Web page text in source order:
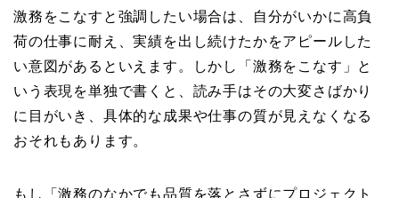
激務をこなすと強調したい場合は、自分がいかに高負
荷の仕事に耐え、実績を出し続けたかをアピールした
い意図があるといえます。しかし「激務をこなす」と
いう表現を単独で書くと、読み手はその大変さばかり
に目がいき、具体的な成果や仕事の質が見えなくなる
おそれもあります。
もし「激務のなかでも品質を落とさずにプロジェクト